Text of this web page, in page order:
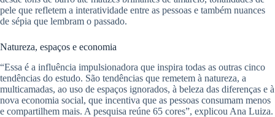
pele que refletem a interatividade entre as pessoas e também nuances
de sépia que lembram o passado.
Natureza, espaços e economia
“Essa é a influência impulsionadora que inspira todas as outras cinco
tendências do estudo. São tendências que remetem à natureza, a
multicamadas, ao uso de espaços ignorados, à beleza das diferenças e à
nova economia social, que incentiva que as pessoas consumam menos
e compartilhem mais. A pesquisa reúne 65 cores”, explicou Ana Luiza.